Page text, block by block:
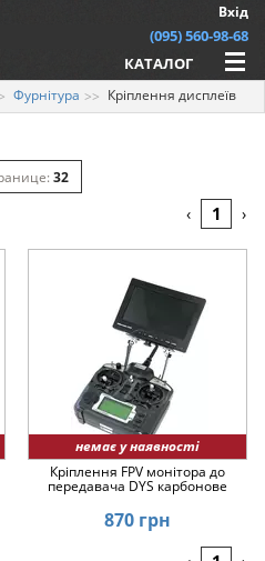
Вхід
(095) 560-98-68
КАТАЛОГ
Фурнітура Кріплення дисплеїв
32
‹ 1 ›
немає у наявності
Кріплення FPV монітора до
передавача DYS карбонове
870 грн